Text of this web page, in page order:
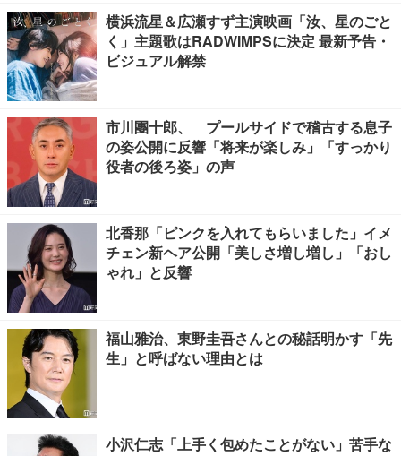
横浜流星＆広瀬すず主演映画「汝、星のごと
く」主題歌はRADWIMPSに決定 最新予告・
ビジュアル解禁
市川團十郎、 プールサイドで稽古する息子
の姿公開に反響「将来が楽しみ」「すっかり
役者の後ろ姿」の声
北香那「ピンクを入れてもらいました」イメ
チェン新ヘア公開「美しさ増し増し」「おし
ゃれ」と反響
福山雅治、東野圭吾さんとの秘話明かす「先
生」と呼ばない理由とは
小沢仁志「上手く包めたことがない」苦手な